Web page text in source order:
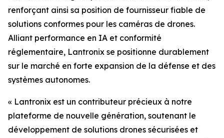
renforçant ainsi sa position de fournisseur fiable de
solutions conformes pour les caméras de drones.
Alliant performance en IA et conformité
réglementaire, Lantronix se positionne durablement
sur le marché en forte expansion de la défense et des
systèmes autonomes.
« Lantronix est un contributeur précieux à notre
plateforme de nouvelle génération, soutenant le
développement de solutions drones sécurisées et